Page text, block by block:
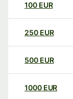
100 EUR
250 EUR
500 EUR
1000 EUR